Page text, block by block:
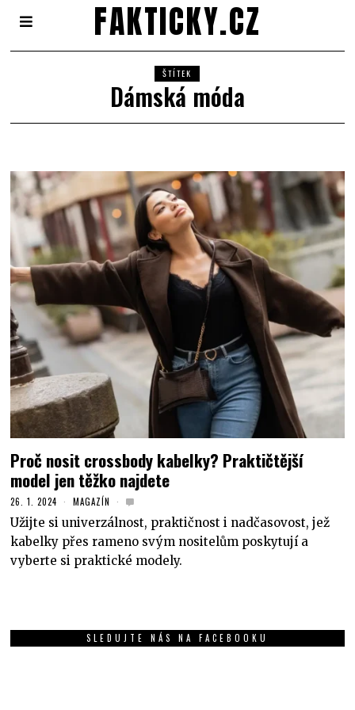
FAKTICKY.CZ
ŠTÍTEK
Dámská móda
Proč nosit crossbody kabelky? Praktičtější
model jen těžko najdete
26. 1. 2024 MAGAZÍN
Užijte si univerzálnost, praktičnost i nadčasovost, jež
kabelky přes rameno svým nositelům poskytují a
vyberte si praktické modely.
SLEDUJTE NÁS NA FACEBOOKU